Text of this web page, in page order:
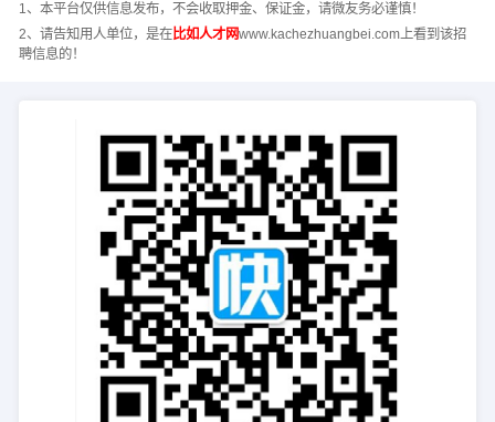
1、本平台仅供信息发布，不会收取押金、保证金，请微友务必谨慎！
2、请告知用人单位，是在比如人才网www.kachezhuangbei.com上看到该招
聘信息的！